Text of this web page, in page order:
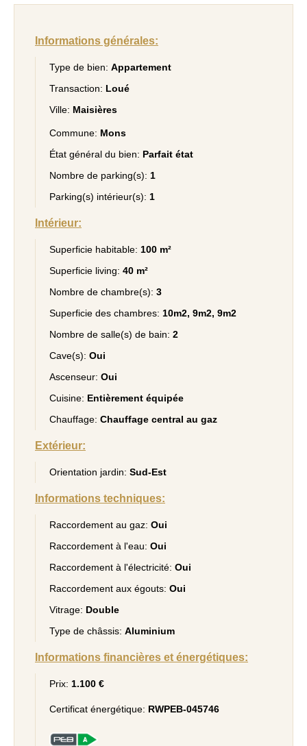
Informations générales:
Type de bien: Appartement
Transaction: Loué
Ville: Maisières
Commune: Mons
État général du bien: Parfait état
Nombre de parking(s): 1
Parking(s) intérieur(s): 1
Intérieur:
Superficie habitable: 100 m²
Superficie living: 40 m²
Nombre de chambre(s): 3
Superficie des chambres: 10m2, 9m2, 9m2
Nombre de salle(s) de bain: 2
Cave(s): Oui
Ascenseur: Oui
Cuisine: Entièrement équipée
Chauffage: Chauffage central au gaz
Extérieur:
Orientation jardin: Sud-Est
Informations techniques:
Raccordement au gaz: Oui
Raccordement à l'eau: Oui
Raccordement à l'électricité: Oui
Raccordement aux égouts: Oui
Vitrage: Double
Type de châssis: Aluminium
Informations financières et énergétiques:
Prix: 1.100 €
Certificat énergétique: RWPEB-045746